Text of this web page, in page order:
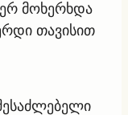
მოხერხდა
თავისით